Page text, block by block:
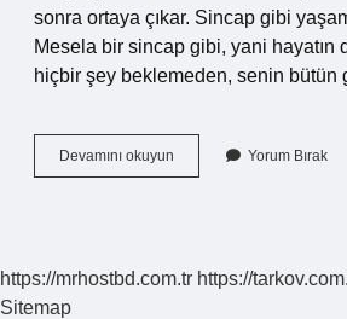
sonra ortaya çıkar. Sincap gibi
Mesela bir sincap gibi, yani hayatın
hiçbir şey beklemeden, senin
Devamını okuyun
Gibi
Yorum Bırak
https://mrhostbd.com.tr https://
Sitemap